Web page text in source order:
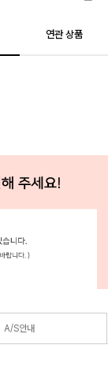
연관 상품
A/S안내